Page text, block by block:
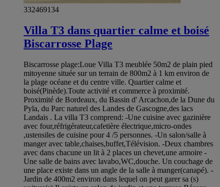
332469134
Villa T3 dans quartier calme et boisé
Biscarrosse Plage
Biscarrosse plage:Loue Villa T3 meublée 50m2 de plain pied
mitoyenne située sur un terrain de 800m2 à 1 km environ de
la plage océane et du centre ville. Quartier calme et
boisé(Pinède).Toute activité et commerce à proximité.
Proximité de Bordeaux, du Bassin d' Arcachon,de la Dune du
Pyla, du Parc naturel des Landes de Gascogne,des lacs
Landais . La villa T3 comprend: -Une cuisine avec gazinière
avec four,réfrigérateur,cafetière électrique,micro-ondes
,ustensiles de cuisine pour 4 /5 personnes. -Un salon/salle à
manger avec table,chaises,buffet,Télévision. -Deux chambres
avec dans chacune un lit à 2 places un chevet,une armoire -
Une salle de bains avec lavabo,WC,douche. Un couchage de
une place existe dans un angle de la salle à manger(canapé). -
Jardin de 400m2 environ dans lequel on peut garer sa (s)